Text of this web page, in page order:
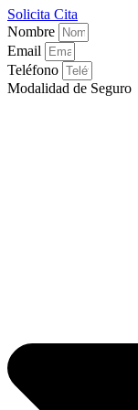
Solicita Cita
Nombre
Email
Teléfono
Modalidad de Seguro